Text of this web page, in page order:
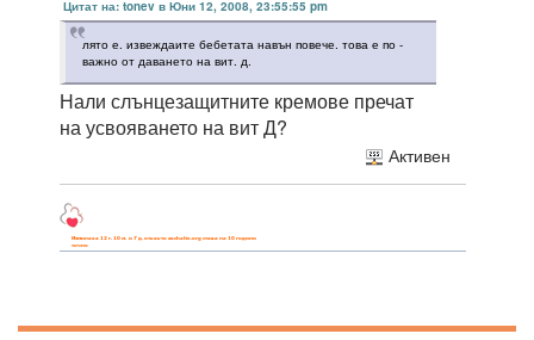
Цитат на: tonev в Юни 12, 2008, 23:55:55 pm
лято е. извеждаите бебетата навън повече. това е по -
важно от даването на вит. д.
Нали слънцезащитните кремове пречат
на усвояването на вит Д?
Активен